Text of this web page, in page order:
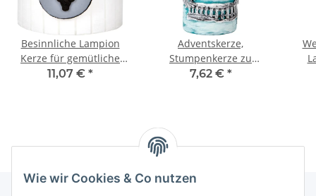
Wie wir Cookies & Co nutzen
Besinnliche Lampion
Kerze für gemütliche
Winterabende
11,07 € *
Adventskerze,
Stumpenkerze zu
Weihnachten in Türkis
7,62 € *